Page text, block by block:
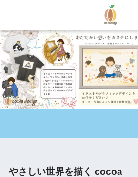
やさしい世界を描く cocoa